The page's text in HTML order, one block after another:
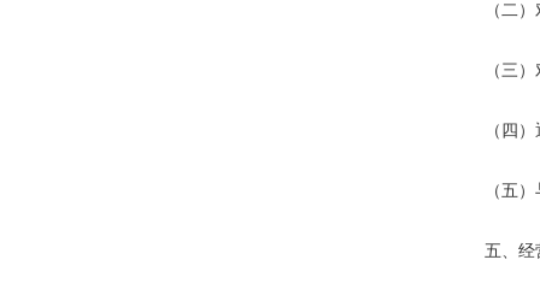
（二
（三
（四
（五
五、经